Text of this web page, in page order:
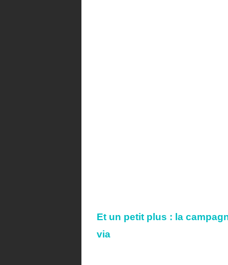
Et un petit plus : la
via